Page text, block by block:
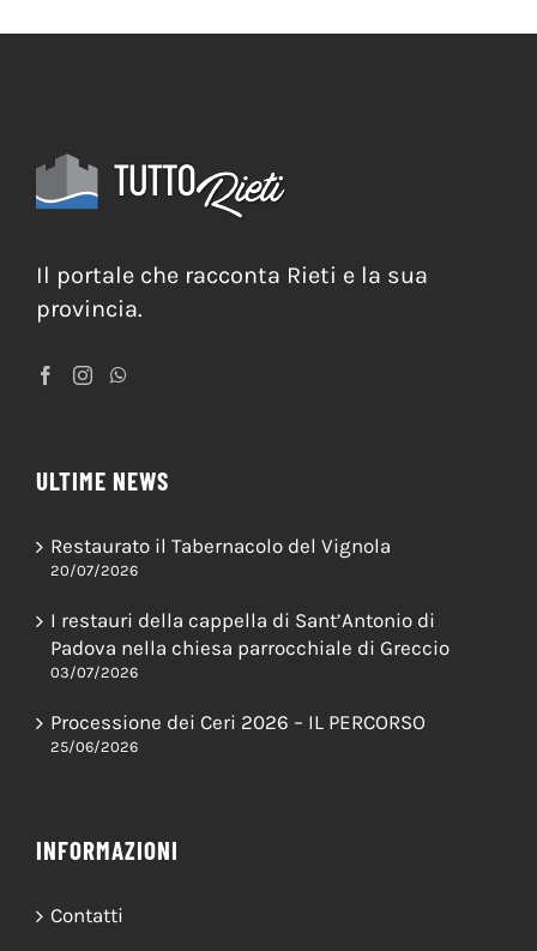
Il portale che racconta Rieti e la sua
provincia.
ULTIME NEWS
Restaurato il Tabernacolo del Vignola
I restauri della cappella di Sant’Antonio di
Padova nella chiesa parrocchiale di Greccio
Processione dei Ceri 2026 – IL PERCORSO
INFORMAZIONI
Contatti